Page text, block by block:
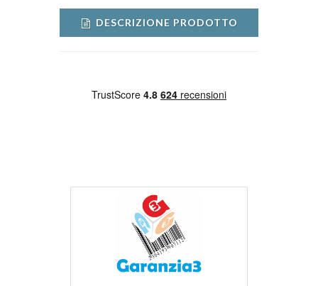
DESCRIZIONE PRODOTTO